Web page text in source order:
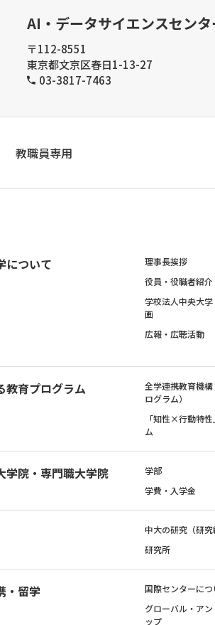
AI・データサイエンスセン
〒112-8551
東京都文京区春日1-13-27
03-3817-7463
教職員専用
について 理事長挨拶
役員・役職者紹介
学校法人中央大
画
広報・広聴活動
教育プログラム
全学連携教育機
ログラム）
「知性×行動特
ム
学院・専門職大学院 学部
学費・入学金
中大の研究（研究
研究所
・留学 国際センターにつ
グローバル・ア
ップ